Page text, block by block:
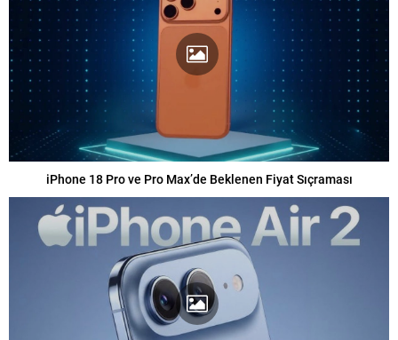
iPhone 18 Pro ve Pro Max’de Beklenen Fiyat Sıçraması